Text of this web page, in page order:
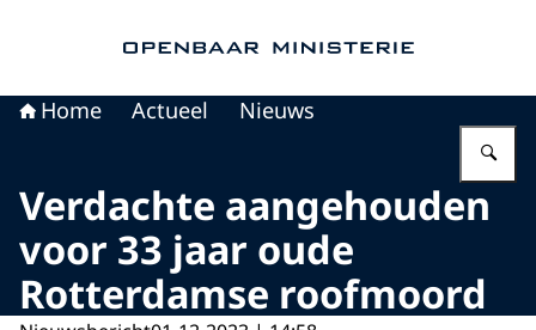
Home Actueel Nieuws
Verdachte aangehouden
voor 33 jaar oude
Rotterdamse roofmoord